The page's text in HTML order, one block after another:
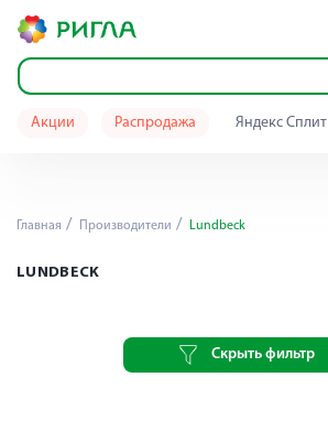
Акции Распродажа Яндекс Сплит
Главная Производители Lundbeck
LUNDBECK
Скрыть фильтр